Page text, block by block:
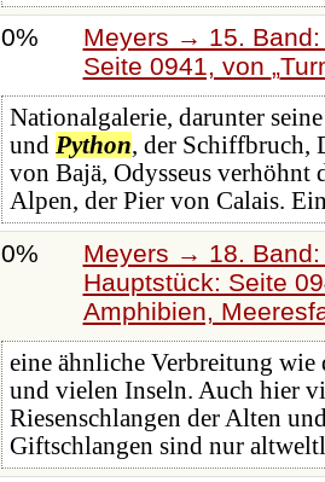
0%
Meyers → 15.
Seite 0941, von
Nationalgalerie, darunter
und Python, der Schiffbruch,
von Bajä, Odysseus verhöhnt
Alpen, der Pier von Calais.
0%
Meyers → 18.
Hauptstück: Seite
Amphibien,
eine ähnliche Verbreitung wie
und vielen Inseln. Auch hier
Riesenschlangen der Alten
Giftschlangen sind nur